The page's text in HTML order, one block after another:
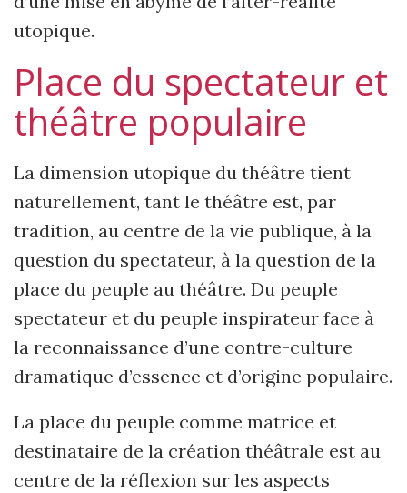
utopique.
Place du spectateur et
théâtre populaire
La dimension utopique du théâtre tient
naturellement, tant le théâtre est, par
tradition, au centre de la vie publique, à la
question du spectateur, à la question de la
place du peuple au théâtre. Du peuple
spectateur et du peuple inspirateur face à
la reconnaissance d’une contre-culture
dramatique d’essence et d’origine populaire.
La place du peuple comme matrice et
destinataire de la création théâtrale est au
centre de la réflexion sur les aspects